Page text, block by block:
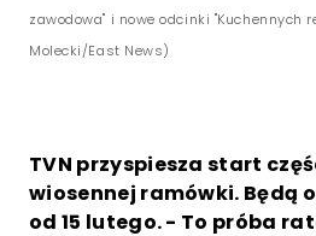
zawodowa" i nowe odcinki "Kuchennych
Molecki/East News)
TVN przyspiesza start
wiosennej ramówki. Będą
od 15 lutego. - To próba